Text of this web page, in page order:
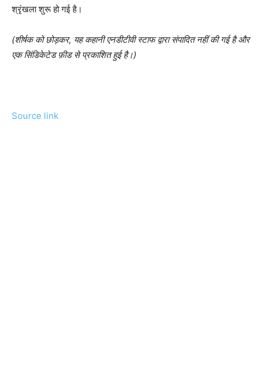
श्रृंखला शुरू हो गई है।
(शीर्षक को छोड़कर, यह कहानी एनडीटीवी स्टाफ द्वारा संपादित नहीं की गई है और
एक सिंडिकेटेड फ़ीड से प्रकाशित हुई है।)
Source link